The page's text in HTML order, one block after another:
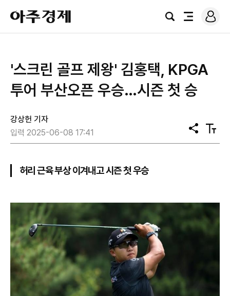
아
주
경
검
전
로
그
'스크린 골프 제왕' 김홍택, KPGA
투어 부산오픈 우승…시즌 첫 승
강상헌 기자
입력 2025-06-08 17:41
공
유
텍
스
허리 근육 부상 이겨내고 시즌 첫 우승